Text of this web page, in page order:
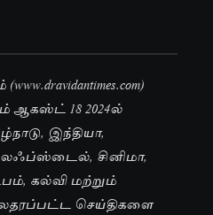
18 2024ல்
இந்தியா,
சினிமா,
கல்வி மற்றும்
செய்திகளை